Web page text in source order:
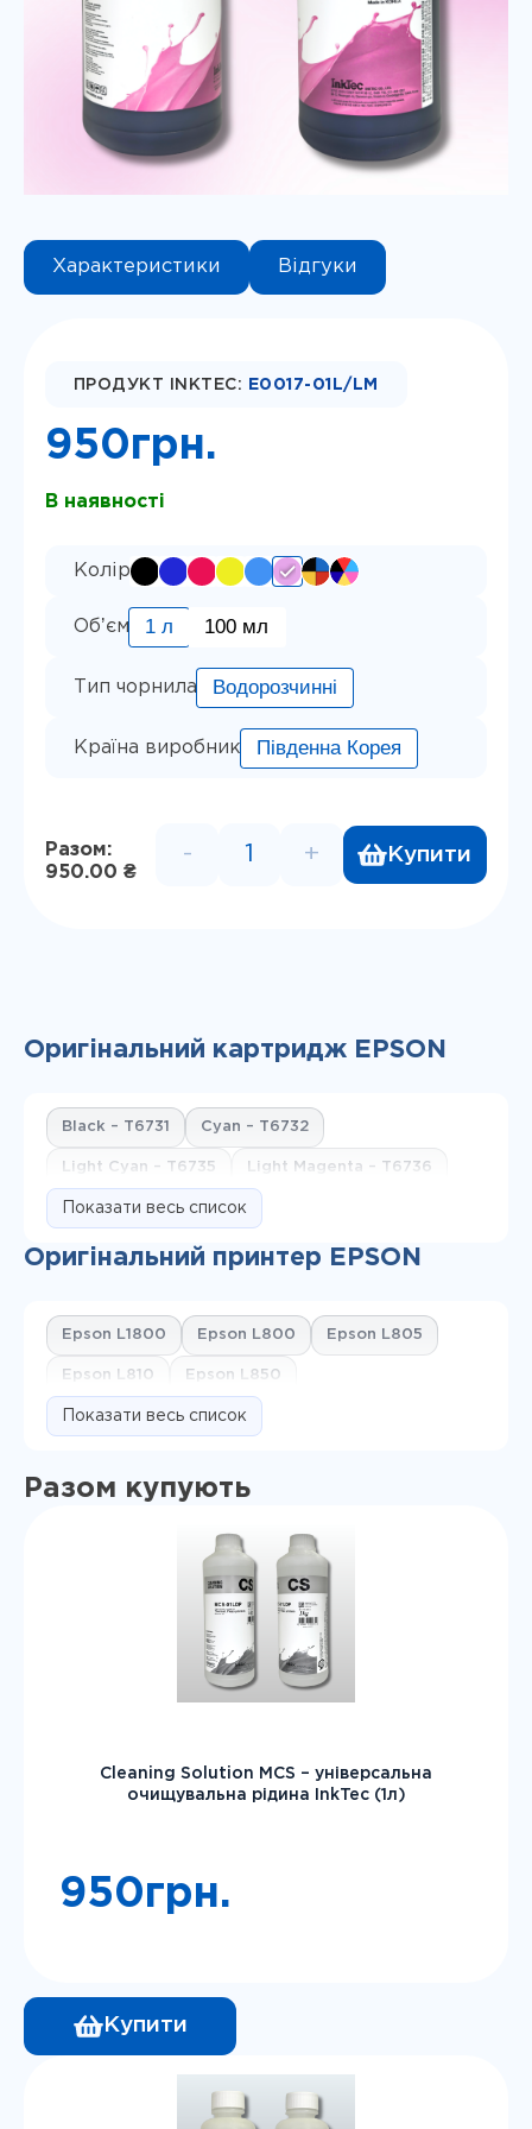
InstagramTelegram Viber
Характеристики Відгуки
ПРОДУКТ INKTEC: E0017-01L/LM
950грн.
В наявності
Колір
Обʼєм 1 л 100 мл
Тип чорнила Водорозчинні
Країна виробник Південна Корея
Разом:
950.00 ₴
Водорозчинне чорнило
- + Купити
Оригінальний картридж EPSON
Black – T6731 Cyan – T6732
Light Cyan – T6735 Light Magenta – T6736
Magenta – T6733 Yellow – T6734
Показати весь список
Оригінальний принтер EPSON
Epson L1800 Epson L800 Epson L805
Epson L810 Epson L850
Показати весь список
Разом купують
Cleaning Solution MCS – універсальна
очищувальна рідина InkTec (1л)
950грн.
Купити